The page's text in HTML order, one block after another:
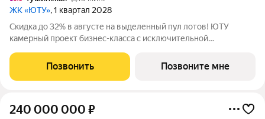
ЖК «ЮТУ», 1 квартал 2028
Скидка до 32% в августе на выделенный пул лотов! ЮТУ
камерный проект бизнес-класса с исключительной
благоустроенной набережной канала имени Москвы. Проект
создает идеальный баланс жизни в
Позвонить Позвоните мне
240 000 000 ₽